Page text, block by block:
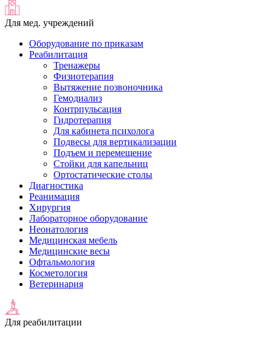
Для мед. учреждений
Оборудование по приказам
Реабилитация
Тренажеры
Физиотерапия
Вытяжение позвоночника
Гемодиализ
Контрпульсация
Гидротерапия
Для кабинета психолога
Подвесы для вертикализации
Подъем и перемещение
Стойки для капельниц
Ортостатические столы
Диагностика
Реанимация
Хирургия
Лабораторное оборудование
Неонатология
Медицинская мебель
Медицинские весы
Офтальмология
Косметология
Ветеринария
Для реабилитации